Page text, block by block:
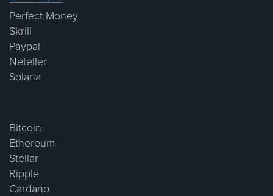
Perfect Money
Skrill
Paypal
Neteller
Solana
Bitcoin
Ethereum
Stellar
Ripple
Cardano